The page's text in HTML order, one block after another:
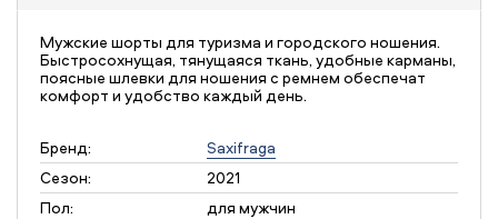
Мужские шорты для туризма и городского ношения.
Быстросохнущая, тянущаяся ткань, удобные карманы,
поясные шлевки для ношения с ремнем обеспечат
комфорт и удобство каждый день.
Бренд:
Saxifraga
Сезон:
2021
Пол:
для мужчин